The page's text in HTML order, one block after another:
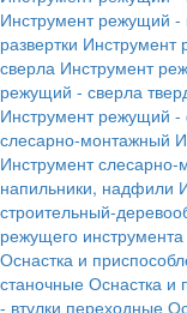
Инструмент режущий -
развертки Инструмент
сверла Инструмент
режущий - сверла
Инструмент режущий
слесарно-монтажный
Инструмент
напильники, надфили
строительный-
режущего инструмента
Оснастка и
станочные Оснастка и
- втулки переходные